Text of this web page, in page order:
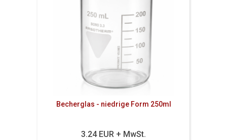
Becherglas - niedrige Form 250ml
3.24 EUR + MwSt.